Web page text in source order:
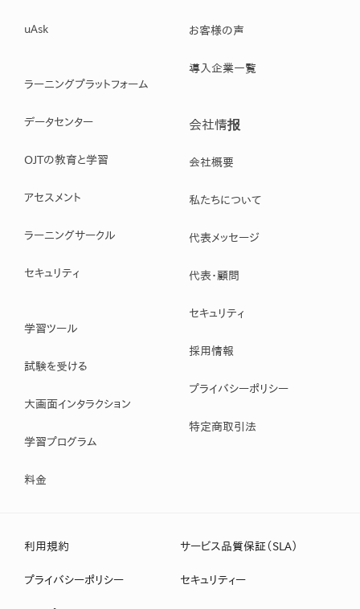
uAsk
ラーニングプラットフォーム
データセンター
OJTの教育と学習
アセスメント
ラーニングサークル
セキュリティ
学習ツール
試験を受ける
大画面インタラクション
学習プログラム
料金
お客様の声
導入企業一覧
会社情报
会社概要
私たちについて
代表メッセージ
代表・顧問
セキュリティ
採用情報
プライバシーポリシー
特定商取引法
利用規約 サービス品質保証（SLA）
プライバシーポリシー セキュリティー